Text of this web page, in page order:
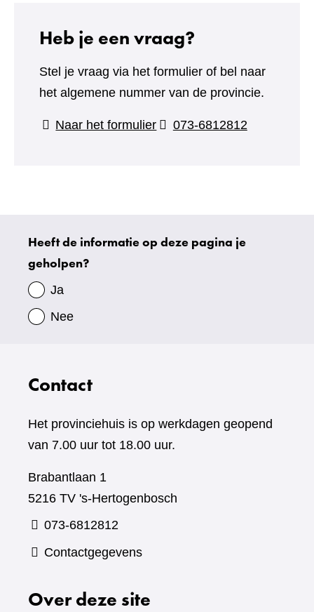
Heb je een vraag?
Stel je vraag via het formulier of bel naar
het algemene nummer van de provincie.
Naar het formulier(verwijst
073-6812812
Uw
gegevens
Heeft de informatie op deze pagina je
geholpen?
Ja
Nee
Contact
Het provinciehuis is op werkdagen geopend
van 7.00 uur tot 18.00 uur.
Brabantlaan 1
5216 TV 's-Hertogenbosch
073-6812812
Contactgegevens
Over deze site